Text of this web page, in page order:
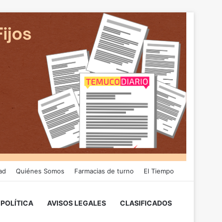
Quiénes Somos Farmacias de turno El Tiempo
POLÍTICA AVISOS LEGALES CLASIFICADOS